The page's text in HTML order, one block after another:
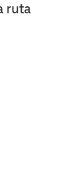
ruta